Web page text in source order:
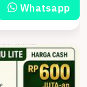
Whatsapp